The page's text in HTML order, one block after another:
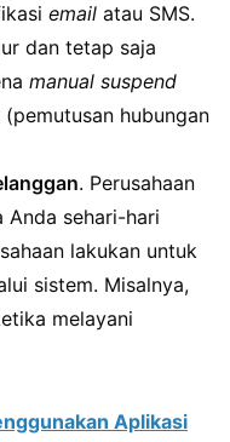
email atau SMS.
dan tetap saja
manual suspend
hubungan
. Perusahaan
Anda sehari-hari
lakukan untuk
sistem. Misalnya,
melayani
Aplikasi